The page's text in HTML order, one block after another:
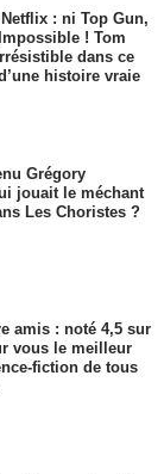
: ni Top Gun,
! Tom
dans ce
histoire vraie
Grégory
jouait le méchant
Les Choristes ?
amis : noté 4,5 sur
vous le meilleur
fiction de tous